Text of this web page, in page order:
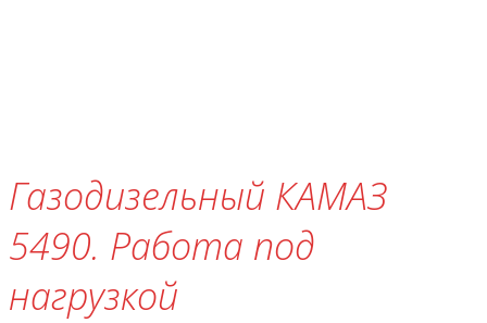
Газодизельный КАМАЗ
5490. Работа под
нагрузкой